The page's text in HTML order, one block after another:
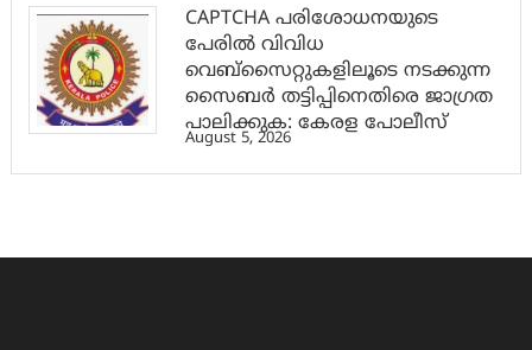
CAPTCHA പരിശോധനയുടെ
പേരില്‍ വിവിധ
വെബ്സൈറ്റുകളിലൂടെ നടക്കുന്ന
സൈബര്‍ തട്ടിപ്പിനെതിരെ ജാഗ്രത
പാലിക്കുക: കേരള പോലീസ്
August 5, 2026